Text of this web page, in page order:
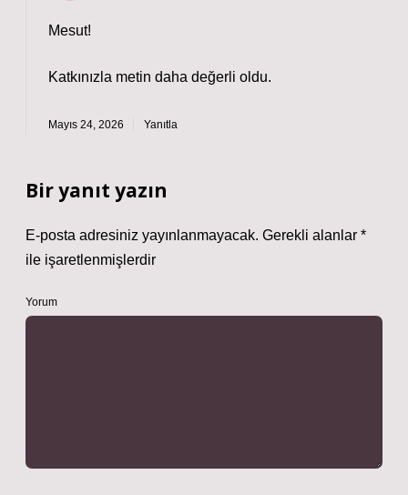
Mesut!
Katkınızla metin daha değerli oldu.
Mayıs 24, 2026 Yanıtla
Bir yanıt yazın
E-posta adresiniz yayınlanmayacak. Gerekli alanlar *
ile işaretlenmişlerdir
Yorum